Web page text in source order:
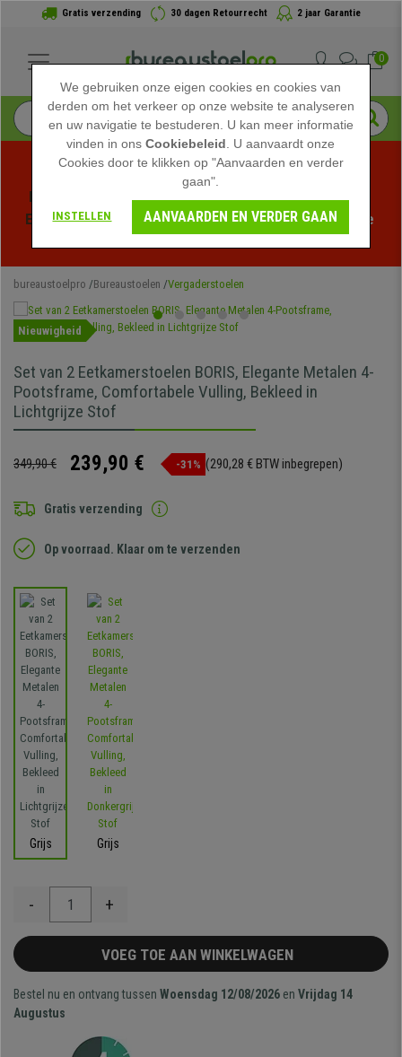
Gratis verzending 30 dagen Retourrecht 2 jaar Garantie
0
Profiteer van de Zomeruitverkoop bij bureaustoelpro!
Exclusieve kortingen voor een beperkte tijd - Bekijk de
bureaustoelpro Bureaustoelen Vergaderstoelen
Nieuwigheid
Set van 2 Eetkamerstoelen BORIS, Elegante Metalen 4-
Pootsframe, Comfortabele Vulling, Bekleed in
Lichtgrijze Stof
349,90 € 239,90 € -31% (290,28 € BTW inbegrepen)
Gratis verzending
Op voorraad. Klaar om te verzenden
Grijs Grijs
- +
VOEG TOE AAN WINKELWAGEN
Bestel nu en ontvang tussen Woensdag 12/08/2026 en Vrijdag 14
Augustus
We gebruiken onze eigen cookies en cookies van
derden om het verkeer op onze website te analyseren
en uw navigatie te bestuderen. U kan meer informatie
vinden in onsCookiebeleid . U aanvaardt onze
Cookies door te klikken op "Aanvaarden en verder
gaan".
INSTELLEN AANVAARDEN EN VERDER GAAN